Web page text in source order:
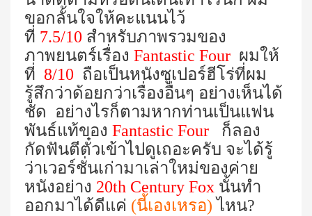
ขอกลั้นใจให้คะแนนไว้
ที่ 7.5/10 สำหรับภาพรวมของ
ภาพยนตร์เรื่อง Fantastic Four ผมให้
ที่ 8/10 ถือเป็นหนังซูเปอร์ฮีโร่ที่ผม
รู้สึกว่าด้อยกว่าเรื่องอื่นๆ อย่างเห็นได้
ชัด อย่างไรก็ตามหากท่านเป็นแฟน
พันธ์แท้ของ Fantastic Four ก็ลอง
กัดฟันตีตั๋วเข้าไปดูเถอะครับ จะได้รู้
ว่าเวอร์ชั่นเก่ามาเล่าใหม่ของค่าย
หนังอย่าง 20th Century Fox นั้นทำ
ออกมาได้ดีแค่ (นี้เองเหรอ) ไหน?